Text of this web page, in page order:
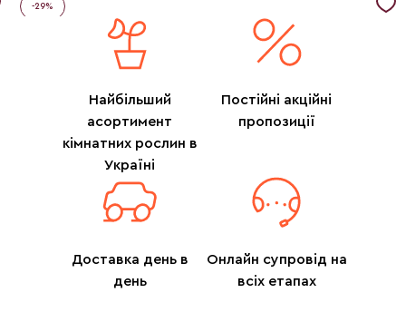
-29%
Найбільший
асортимент
кімнатних рослин в
Україні
Постійні акційні
пропозиції
Доставка день в
день
Онлайн супровід на
всіх етапах